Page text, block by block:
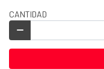
CANTIDAD